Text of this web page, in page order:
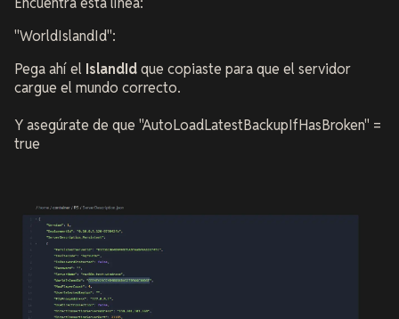
"WorldIslandId":
Pega ahí el IslandIdque copiaste para que el servidor
cargue el mundo correcto.
Y asegúrate de que "AutoLoadLatestBackupIfHasBroken" =
true